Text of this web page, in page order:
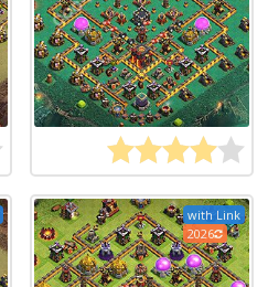
with Link
2026